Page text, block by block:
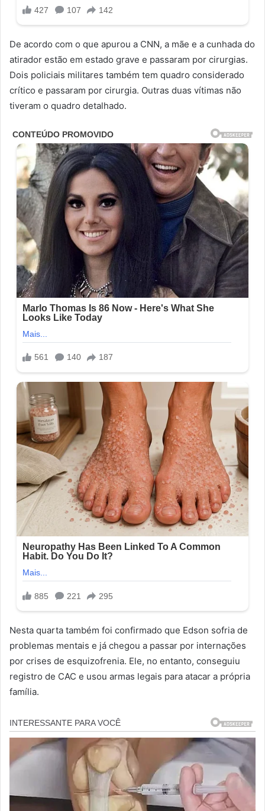
De acordo com o que apurou a CNN, a mãe e a cunhada do
atirador estão em estado grave e passaram por cirurgias.
Dois policiais militares também tem quadro considerado
crítico e passaram por cirurgia. Outras duas vítimas não
tiveram o quadro detalhado.
Nesta quarta também foi confirmado que Edson sofria de
problemas mentais e já chegou a passar por internações
por crises de esquizofrenia. Ele, no entanto, conseguiu
registro de CAC e usou armas legais para atacar a própria
família.